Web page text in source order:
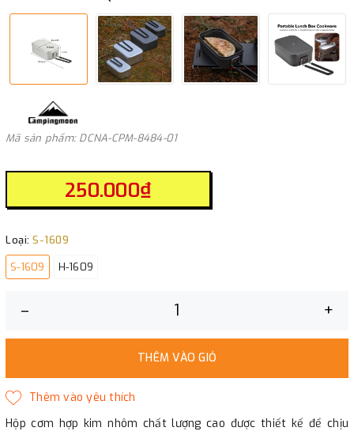
Mã sản phẩm: DCNA-CPM-8484-01
250.000₫
Loại: S-1609
S-1609
H-1609
– +
THÊM VÀO GIỎ
Hộp cơm hợp kim nhôm chất lượng cao được thiết kế để chịu